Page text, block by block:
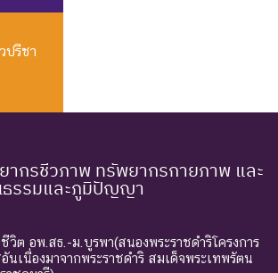
ปรีชา
กรชีวภาพ ทรัพยากรกายภาพ และ
รรมและภูมิปัญญา
วิต อพ.สธ.-ม.บูรพา(สนองพระราชดำริโครงการ
เนื่องมาจากพระราชดำริ สมเด็จพระเทพรัตน